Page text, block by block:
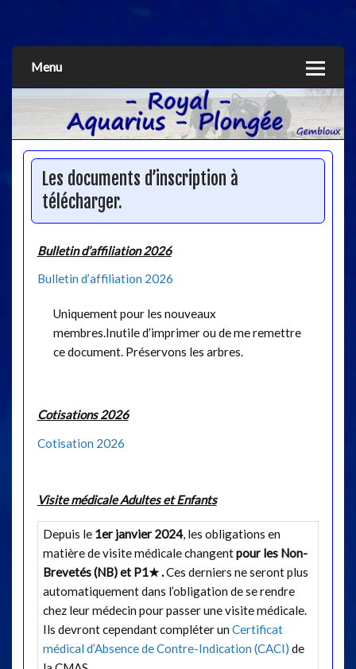
Menu
Les documents d’inscription à
télécharger.
Bulletin d’affiliation 2026
Bulletin d’affiliation 2026
Uniquement pour les nouveaux
membres.Inutile d’imprimer ou de me remettre
ce document. Préservons les arbres.
Cotisations 2026
Cotisation 2026
Visite médicale Adultes et Enfants
Depuis le 1er janvier 2024, les obligations en
matière de visite médicale changentpour les Non-
Brevetés (NB) et P1★.Ces derniers ne seront plus
automatiquement dans l’obligation de se rendre
chez leur médecin pour passer une visite médicale.
Ils devront cependant compléter un Certificat
médical d’Absence de Contre-Indication (CACI) de